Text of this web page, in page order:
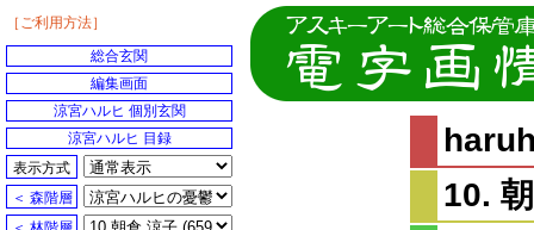
10.
［ご利用方法］
総合玄関
編集画面
涼宮ハルヒ 個別玄関
涼宮ハルヒ 目録
表示方式
＜ 森階層